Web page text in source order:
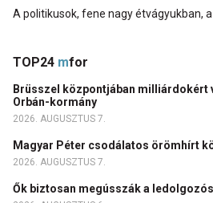
A politikusok, fene nagy étvágyukban,
TOP24 mfor
Brüsszel központjában milliárdokért
Orbán-kormány
2026. AUGUSZTUS 7.
Magyar Péter csodálatos örömhírt
2026. AUGUSZTUS 7.
Ők biztosan megússzák a